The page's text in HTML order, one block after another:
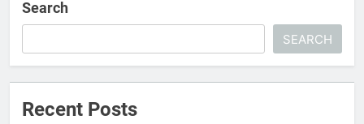
Search
SEARCH
Recent Posts